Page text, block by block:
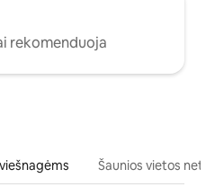
rekomenduoja
Šaunios vietos